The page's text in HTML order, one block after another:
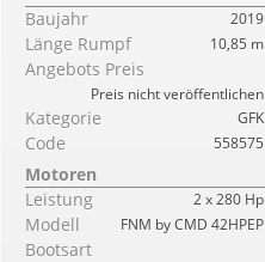
Baujahr
2019
Länge Rumpf 10,85 m
Angebots Preis
Preis nicht veröffentlichen
Kategorie GFK
Code 558575
Motoren
Leistung
2 x 280 Hp
Modell FNM by CMD 42HPEP
Bootsart